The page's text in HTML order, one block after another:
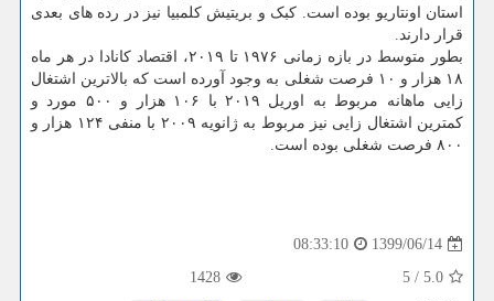
استان اونتاریو بوده است. کبک و بریتیش کلمبیا نیز در رده های بعدی
قرار دارند.
بطور متوسط در بازه زمانی ۱۹۷۶ تا ۲۰۱۹، اقتصاد کانادا در هر ماه
۱۸ هزار و ۱۰ فرصت شغلی به وجود آورده است که بالاترین اشتغال
زایی ماهانه مربوط به اوریل ۲۰۱۹ با ۱۰۶ هزار و ۵۰۰ مورد و
کمترین اشتغال زایی نیز مربوط به ژانویه ۲۰۰۹ با منفی ۱۲۴ هزار و
۸۰۰ فرصت شغلی بوده است.
1399/06/14
08:33:10
5.0
/
5
1428